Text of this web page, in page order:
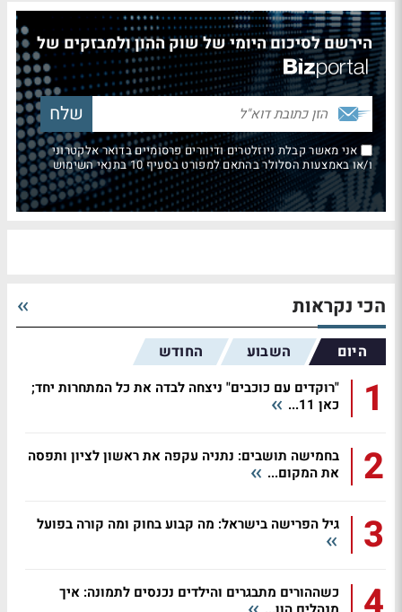
הירשם לסיכום היומי של שוק ההון ולמבזקים של
אני מאשר קבלת ניוזלטרים ודיוורים פרסומיים בדואר אלקטרוני
ו/או באמצעות הסלולר בהתאם למפורט בסעיף 10 בתנאי השימוש
הכי נקראות
היום השבוע החודש
1
"רוקדים עם כוכבים" ניצחה לבדה את כל המתחרות יחד;
כאן 11...
2
בחמישה תושבים: נתניה עקפה את ראשון לציון ותפסה
את המקום...
3 גיל הפרישה בישראל: מה קבוע בחוק ומה קורה בפועל
כשההורים מתבגרים והילדים נכנסים לתמונה: איך